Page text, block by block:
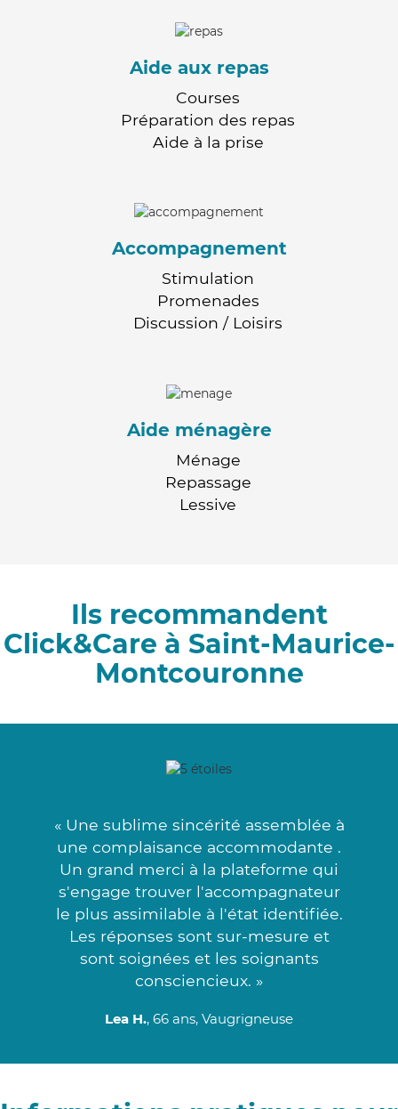
Aide aux repas
Courses
Préparation des repas
Aide à la prise
Accompagnement
Stimulation
Promenades
Discussion / Loisirs
Aide ménagère
Ménage
Repassage
Lessive
Ils recommandent
Click&Care à Saint-Maurice-
Montcouronne
« Une sublime sincérité assemblée à
une complaisance accommodante .
Un grand merci à la plateforme qui
s'engage trouver l'accompagnateur
le plus assimilable à l'état identifiée.
Les réponses sont sur-mesure et
sont soignées et les soignants
consciencieux. »
Lea H., 66 ans, Vaugrigneuse